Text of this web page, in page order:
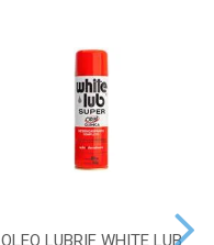
OLEO LUBRIF WHITE LUB